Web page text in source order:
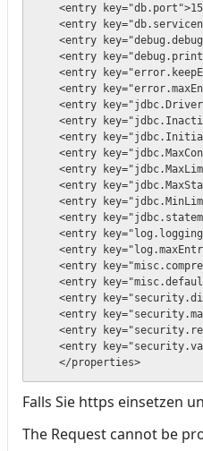
<entry
<entry
<entry
<entry
<entry
<entry
<entry
<entry
<entry
<entry
<entry
<entry
<entry
<entry
<entry
<entry
<entry
<entry
<entry
<entry
<entry
<entry
    </properties>
Falls Sie https einsetzen
The Request cannot be